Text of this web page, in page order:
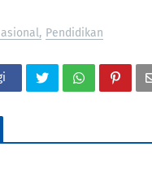
Pendidikan